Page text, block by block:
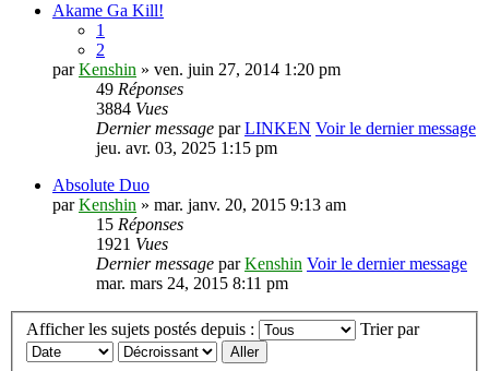
Akame Ga Kill!
1
2
parKenshin » ven. juin 27, 2014 1:20 pm
49 Réponses
3884 Vues
Dernier message parLINKEN Voir le dernier message
jeu. avr. 03, 2025 1:15 pm
Absolute Duo
parKenshin » mar. janv. 20, 2015 9:13 am
15 Réponses
1921 Vues
Dernier message parKenshin Voir le dernier message
mar. mars 24, 2015 8:11 pm
Afficher les sujets postés depuis : Trier par